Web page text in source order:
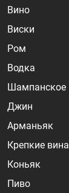
Вино
Виски
Ром
Водка
Шампанское
Джин
Арманьяк
Крепкие вина
Коньяк
Пиво